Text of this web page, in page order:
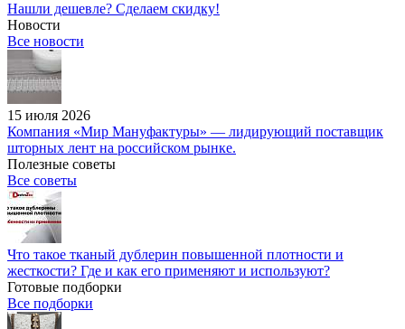
Нашли дешевле? Сделаем скидку!
Новости
Все новости
15 июля 2026
Компания «Мир Мануфактуры» — лидирующий поставщик
шторных лент на российском рынке.
Полезные советы
Все советы
Что такое тканый дублерин повышенной плотности и
жесткости? Где и как его применяют и используют?
Готовые подборки
Все подборки